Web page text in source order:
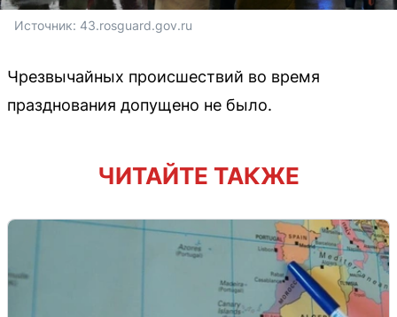
Источник: 43.rosguard.gov.ru
Чрезвычайных происшествий во время
празднования допущено не было.
ЧИТАЙТЕ ТАКЖЕ